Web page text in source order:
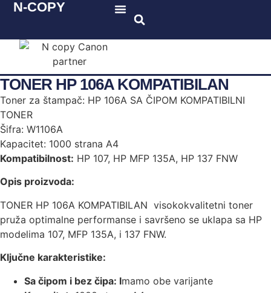
N-COPY
TONER HP 106A KOMPATIBILAN
Toner za štampač: HP 106A SA ČIPOM KOMPATIBILNI
TONER
Šifra: W1106A
Kapacitet: 1000 strana A4
Kompatibilnost: HP 107, HP MFP 135A, HP 137 FNW
Opis proizvoda:
TONER HP 106A KOMPATIBILAN visokokvalitetni toner
pruža optimalne performanse i savršeno se uklapa sa HP
modelima 107, MFP 135A, i 137 FNW.
Ključne karakteristike:
Sa čipom i bez čipa: Imamo obe varijante